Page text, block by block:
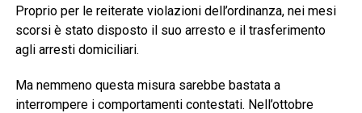
Proprio per le reiterate violazioni dell’ordinanza, nei mesi
scorsi è stato disposto il suo arresto e il trasferimento
agli arresti domiciliari.
Ma nemmeno questa misura sarebbe bastata a
interrompere i comportamenti contestati. Nell’ottobre